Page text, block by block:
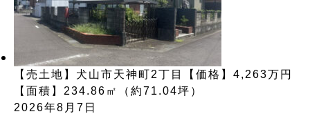
【売土地】犬山市天神町2丁目【価格】4,263万円
【面積】234.86㎡（約71.04坪）
2026年8月7日